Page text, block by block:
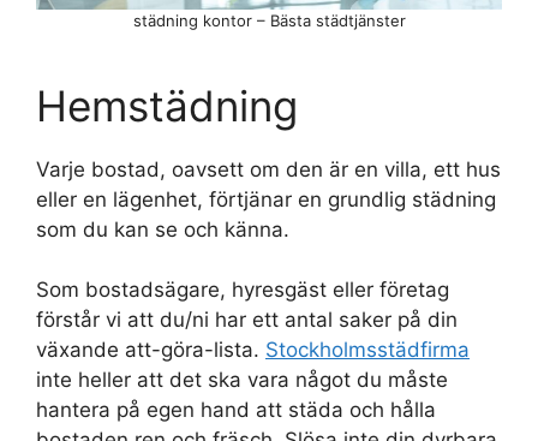
städning kontor – Bästa städtjänster
Hemstädning
Varje bostad, oavsett om den är en villa, ett hus
eller en lägenhet, förtjänar en grundlig städning
som du kan se och känna.
Som bostadsägare, hyresgäst eller företag
förstår vi att du/ni har ett antal saker på din
växande att-göra-lista. Stockholmsstädfirma
inte heller att det ska vara något du måste
hantera på egen hand att städa och hålla